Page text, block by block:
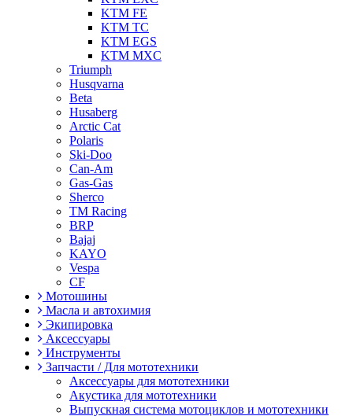
KTM FE
KTM TC
KTM EGS
KTM MXC
Triumph
Husqvarna
Beta
Husaberg
Arctic Cat
Polaris
Ski-Doo
Can-Am
Gas-Gas
Sherco
TM Racing
BRP
Bajaj
KAYO
Vespa
CF
Мотошины
Масла и автохимия
Экипировка
Аксессуары
Инструменты
Запчасти / Для мототехники
Аксессуары для мототехники
Акустика для мототехники
Выпускная система мотоциклов и мототехники